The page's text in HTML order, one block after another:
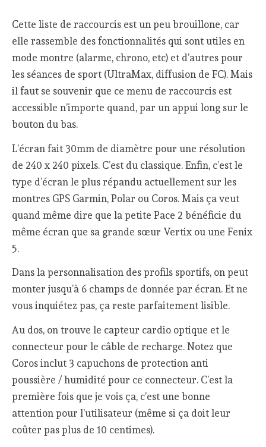
Cette liste de raccourcis est un peu brouillone, car
elle rassemble des fonctionnalités qui sont utiles en
mode montre (alarme, chrono, etc) et d’autres pour
les séances de sport (UltraMax, diffusion de FC). Mais
il faut se souvenir que ce menu de raccourcis est
accessible n’importe quand, par un appui long sur le
bouton du bas.
L’écran fait 30mm de diamètre pour une résolution
de 240 x 240 pixels. C’est du classique. Enfin, c’est le
type d’écran le plus répandu actuellement sur les
montres GPS Garmin, Polar ou Coros. Mais ça veut
quand même dire que la petite Pace 2 bénéficie du
même écran que sa grande sœur Vertix ou une Fenix
5.
Dans la personnalisation des profils sportifs, on peut
monter jusqu’à 6 champs de donnée par écran. Et ne
vous inquiétez pas, ça reste parfaitement lisible.
Au dos, on trouve le capteur cardio optique et le
connecteur pour le câble de recharge. Notez que
Coros inclut 3 capuchons de protection anti
poussière / humidité pour ce connecteur. C’est la
première fois que je vois ça, c’est une bonne
attention pour l’utilisateur (même si ça doit leur
coûter pas plus de 10 centimes).